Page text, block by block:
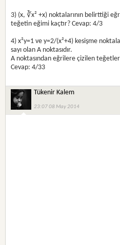
3) (x, ∛x² +x) noktalarının belirttiği
teğetin eğimi kaçtır? Cevap: 4/3
4) x²y=1 ve y=2/(x²+4) kesişme
sayı olan A noktasıdır.
A noktasından eğrilere çizilen teğetler
Cevap: 4/33
Tükenir Kalem
23:07 08 May 2014